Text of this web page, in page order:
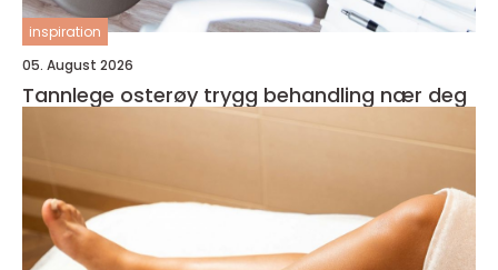
inspiration
05. August 2026
Tannlege osterøy trygg behandling nær deg